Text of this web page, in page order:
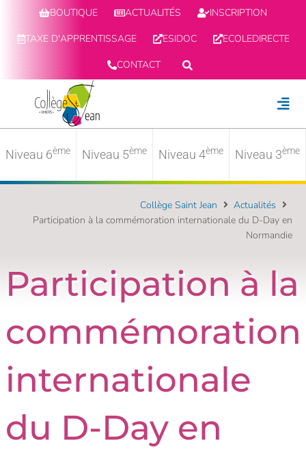
BOUTIQUE ACTUALITÉS
INSCRIPTION
TAXE D'APPRENTISSAGE
ESIDOC
ECOLEDIRECTE
CONTACT
Niveau 6ème Niveau 5ème Niveau 4ème Niveau 3ème
Collège Saint Jean
Actualités
Participation à la commémoration internationale du D-Day en
Normandie
Participation à la
commémoration
internationale
du D-Day en